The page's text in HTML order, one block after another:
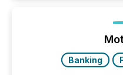
optionally skip first and
This reduces overall
Banking